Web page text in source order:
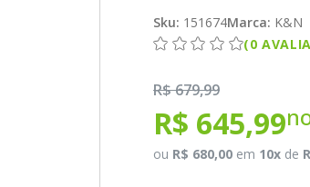
Sku: 151674Marca: K&N
(0
R$ 679,99
R$ 645,99
ou R$ 680,00 em 10x de